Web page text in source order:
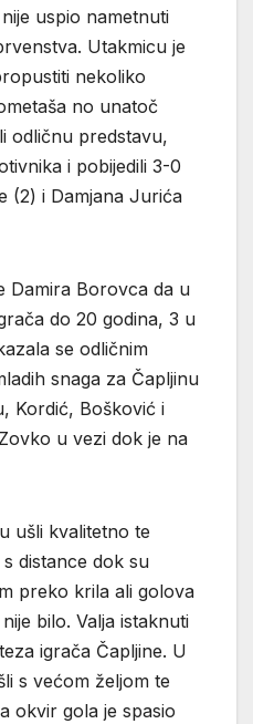
uspio nametnuti
Utakmicu je
nekoliko
no unatoč
odličnu predstavu,
i pobijedili 3-0
(2) i Damjana Jurića
Damira Borovca da u
do 20 godina, 3 u
se odličnim
snaga za Čapljinu
Kordić, Bošković i
u vezi dok je na
ušli kvalitetno te
distance dok su
preko krila ali golova
bilo. Valja istaknuti
igrača Čapljine. U
s većom željom te
okvir gola je spasio